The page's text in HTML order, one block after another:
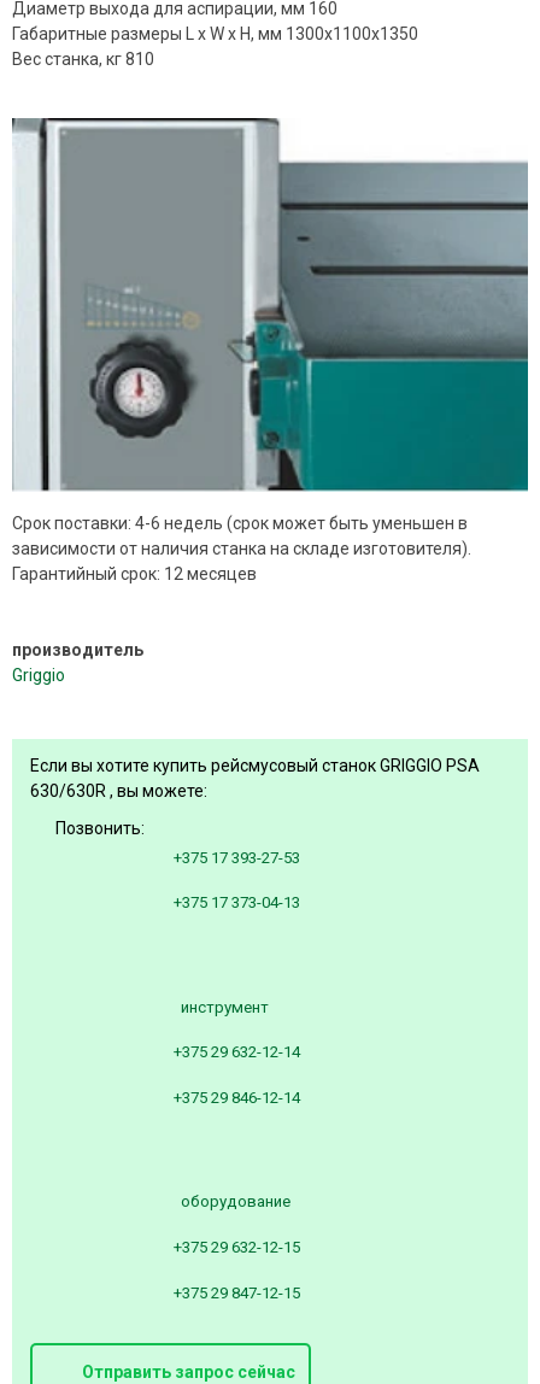
Диаметр выхода для аспирации, мм 160
Габаритные размеры L x W x H, мм 1300х1100х1350
Вес станка, кг 810
Срок поставки: 4-6 недель (срок может быть уменьшен в
зависимости от наличия станка на складе изготовителя).
Гарантийный срок: 12 месяцев
производитель
Griggio
Если вы хотите купить рейсмусовый станок GRIGGIO PSA
630/630R , вы можете:
Позвонить:
+375 17 393-27-53
+375 17 373-04-13
инструмент
+375 29 632-12-14
+375 29 846-12-14
оборудование
+375 29 632-12-15
+375 29 847-12-15
Отправить запрос сейчас